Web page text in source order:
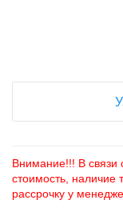
Внимание!!! В связи
стоимость, наличие
рассрочку у